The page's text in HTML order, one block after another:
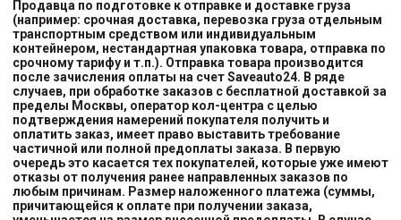
Продавца по подготовке к отправке и доставке груза
(например: срочная доставка, перевозка груза отдельным
транспортным средством или индивидуальным
контейнером, нестандартная упаковка товара, отправка по
срочному тарифу и т.п.). Отправка товара производится
после зачисления оплаты на счет Saveauto24. В ряде
случаев, при обработке заказов с бесплатной доставкой за
пределы Москвы, оператор кол-центра с целью
подтверждения намерений покупателя получить и
оплатить заказ, имеет право выставить требование
частичной или полной предоплаты заказа. В первую
очередь это касается тех покупателей, которые уже имеют
отказы от получения ранее направленных заказов по
любым причинам. Размер наложенного платежа (суммы,
причитающейся к оплате при получении заказа,